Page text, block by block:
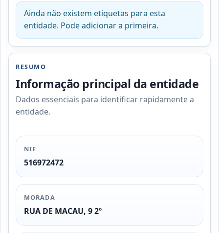
Ainda não existem etiquetas para esta
entidade. Pode adicionar a primeira.
RESUMO
Informação principal da entidade
Dados essenciais para identificar rapidamente a
entidade.
NIF
516972472
MORADA
RUA DE MACAU, 9 2º